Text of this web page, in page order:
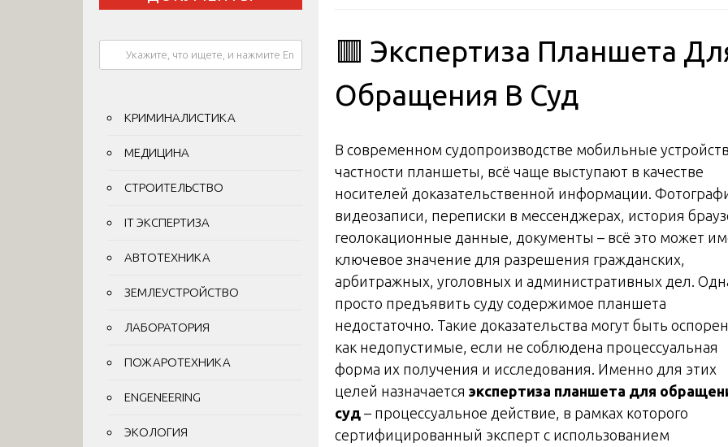
🟥 Экспертиза Планшета
Обращения В Суд
В современном судопроизводстве мобильные
частности планшеты, всё чаще выступают в качестве
носителей доказательственной информации.
видеозаписи, переписки в мессенджерах, история
геолокационные данные, документы – всё это может
ключевое значение для разрешения гражданских,
арбитражных, уголовных и административных дел.
просто предъявить суду содержимое планшета
недостаточно. Такие доказательства могут быть
как недопустимые, если не соблюдена процессуальная
форма их получения и исследования. Именно для этих
целей назначается экспертиза планшета для
суд – процессуальное действие, в рамках которого
сертифицированный эксперт с использованием
КРИМИНАЛИСТИКА
МЕДИЦИНА
СТРОИТЕЛЬСТВО
IT ЭКСПЕРТИЗА
АВТОТЕХНИКА
ЗЕМЛЕУСТРОЙСТВО
ЛАБОРАТОРИЯ
ПОЖАРОТЕХНИКА
ENGENEERING
ЭКОЛОГИЯ